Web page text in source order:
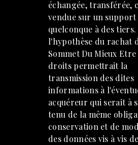
échangée, transférée,
vendue sur un support
quelconque à des tiers.
l'hypothèse du rachat
Sommet Du Mieux Etre
droits permettrait la
transmission des dites
informations à
acquéreur qui serait à
tenu de la même
conservation et de
des données vis à vis de